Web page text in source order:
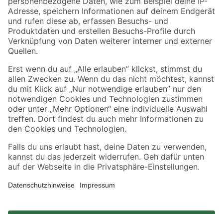
Sicher einkaufen
Jetzt die toom-App herunterladen
Alle Preisangaben in EUR inkl. gesetzl. MwSt.. Die dargestellten Angebote sind unter
Umständen nicht in allen Märkten verfügbar. Die angegebenen Verfügbarkeiten beziehen
sich auf den unter "Mein Markt" ausgewählten toom Baumarkt. Alle Angebote und
*Paketversand ab 59 € versandkostenfrei, gilt nicht für Artikel mit Speditionsversand, hier
fallen zusätzliche Versandkosten an.